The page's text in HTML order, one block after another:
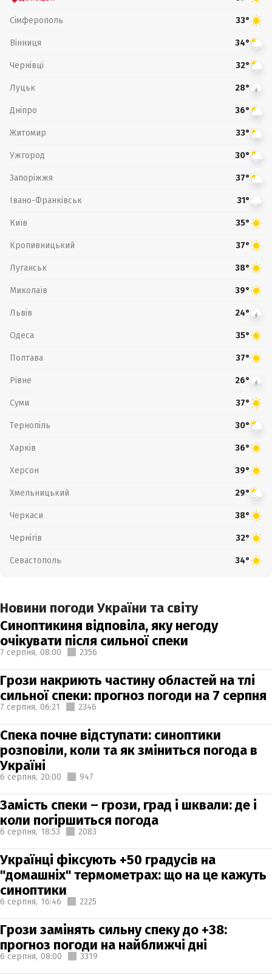
Сімферополь 33°
Вінниця 34°
Чернівці 32°
Луцьк 28°
Дніпро 36°
Житомир 33°
Ужгород 30°
Запоріжжя 37°
Івано-Франківськ 31°
Київ 35°
Кропивницький 37°
Луганськ 38°
Миколаїв 39°
Львів 24°
Одеса 35°
Полтава 37°
Рівне 26°
Суми 37°
Тернопіль 30°
Харків 36°
Херсон 39°
Хмельницький 29°
Черкаси 38°
Чернігів 32°
Севастополь 34°
Новини погоди України та світу
Синоптикиня відповіла, яку негоду
очікувати після сильної спеки
7 серпня, 08:00 2356
Грози накриють частину областей на тлі
сильної спеки: прогноз погоди на 7 серпня
7 серпня, 06:21 2346
Спека почне відступати: синоптики
розповіли, коли та як зміниться погода в
Україні
6 серпня, 20:00 947
Замість спеки – грози, град і шквали: де і
коли погіршиться погода
6 серпня, 18:53 2083
Українці фіксують +50 градусів на
"домашніх" термометрах: що на це кажуть
синоптики
6 серпня, 16:46 2225
Грози замінять сильну спеку до +38:
прогноз погоди на найближчі дні
6 серпня, 08:00 3319